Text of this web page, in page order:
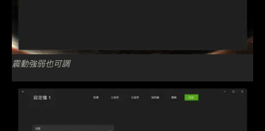
震動強弱也可調